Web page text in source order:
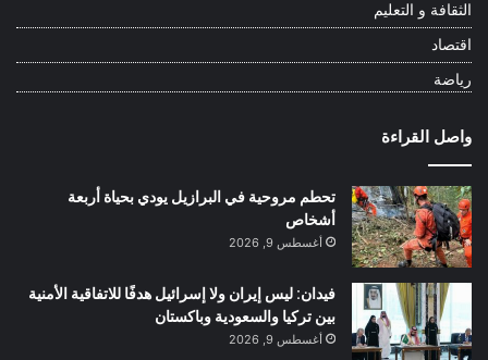
الثقافة و التعليم
اقتصاد
رياضة
واصل القراءة
تحطم مروحية في البرازيل يودي بحياة أربعة
أشخاص
أغسطس 9, 2026
فيدان: ليس إيران ولا إسرائيل هدفًا للاتفاقية الأمنية
بين تركيا والسعودية وباكستان
أغسطس 9, 2026